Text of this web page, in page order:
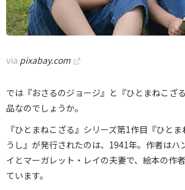
via pixabay.com
では『おさるのジョージ』と『ひとまねこざ
品なのでしょうか。
『ひとまねこざる』シリーズ第1作目『ひと
うし』が発行されたのは、1941年。作者はハ
イとマーガレット・レイの夫妻で、絵本の作
ています。